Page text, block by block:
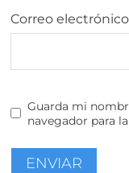
Correo electrónico
Guarda mi
navegador para